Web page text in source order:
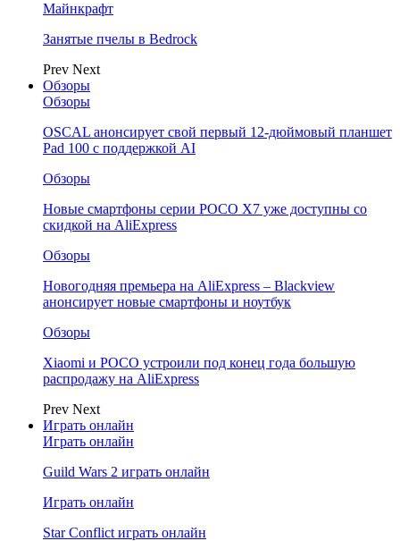
Майнкрафт
Занятые пчелы в Bedrock
Prev Next
Обзоры
Обзоры
OSCAL анонсирует свой первый 12-дюймовый планшет
Pad 100 с поддержкой AI
Обзоры
Новые смартфоны серии POCO X7 уже доступны со
скидкой на AliExpress
Обзоры
Новогодняя премьера на AliExpress – Blackview
анонсирует новые смартфоны и ноутбук
Обзоры
Xiaomi и POCO устроили под конец года большую
распродажу на AliExpress
Prev Next
Играть онлайн
Играть онлайн
Guild Wars 2 играть онлайн
Играть онлайн
Star Conflict играть онлайн